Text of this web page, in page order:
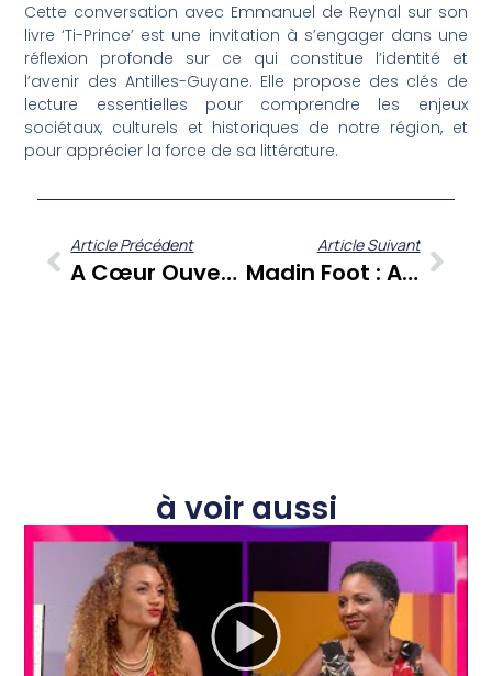
Cette conversation avec Emmanuel de Reynal sur son
livre ‘Ti-Prince’ est une invitation à s’engager dans une
réflexion profonde sur ce qui constitue l’identité et
l’avenir des Antilles-Guyane. Elle propose des clés de
lecture essentielles pour comprendre les enjeux
sociétaux, culturels et historiques de notre région, et
pour apprécier la force de sa littérature.
Article Précédent
A Cœur Ouvert : Jonathan Dansicar Se Livre Sur Les Défis Médiatiques Et Sociétaux Des Antilles
Article Suivant
Madin Foot : Analyse Approfondie De La 16ème Journée Et Les Enjeux Du Football Martiniquais
à voir aussi